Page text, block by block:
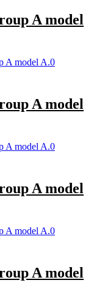
A model
A model
A model
A model